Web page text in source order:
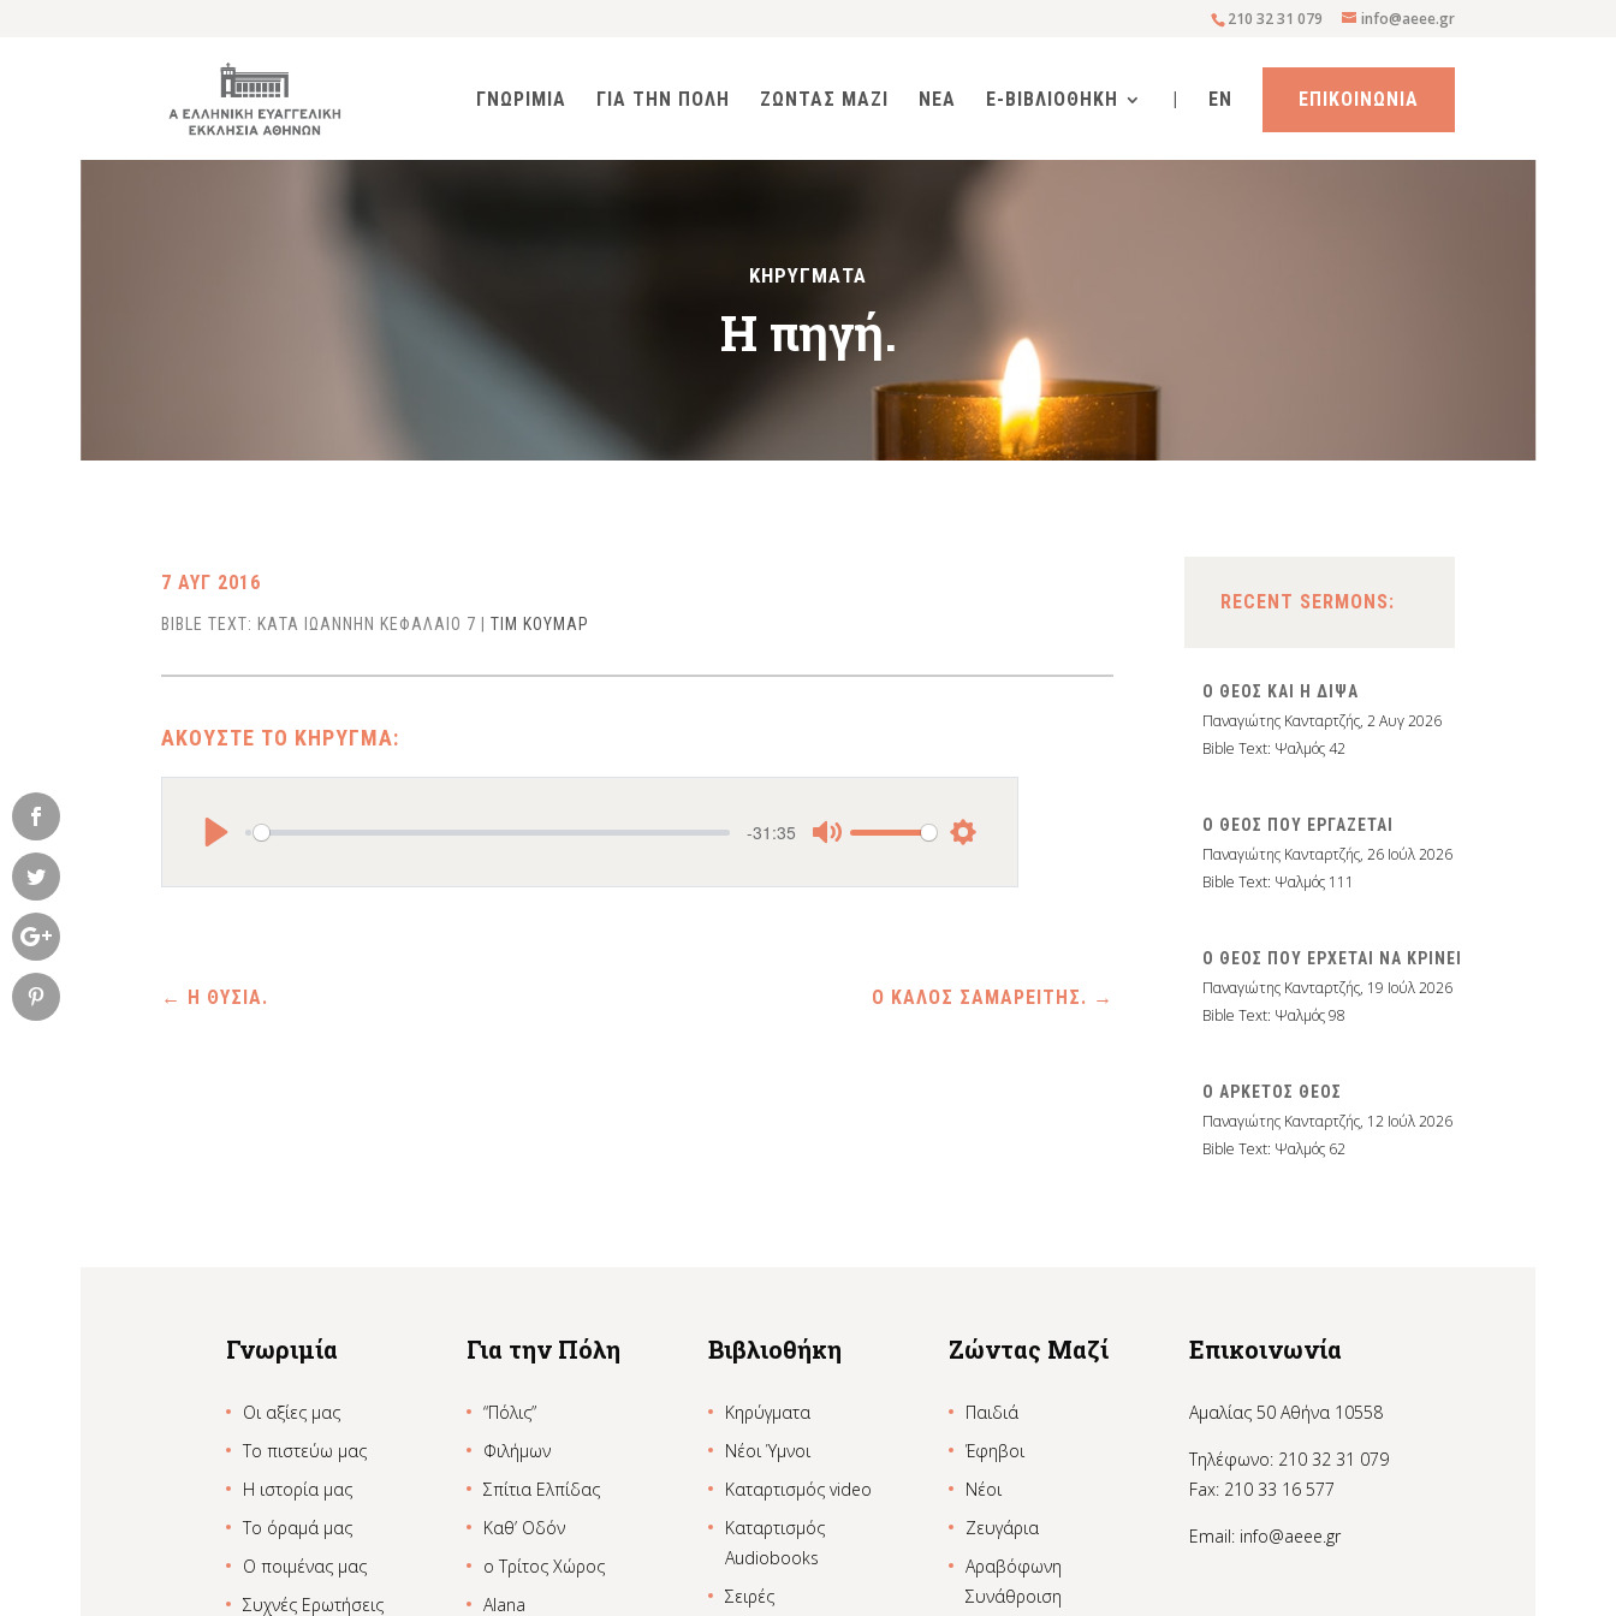
210 32 31 079 info@aeee.gr
ΓΝΩΡΙΜΙΑ ΓΙΑ ΤΗΝ ΠΟΛΗ ΖΩΝΤΑΣ ΜΑΖΙ ΝΕΑ E-ΒΙΒΛΙΟΘΗΚΗ | EN ΕΠΙΚΟΙΝΩΝΙΑ
ΚΗΡΥΓΜΑΤΑ
Η πηγή.
7 ΑΥΓ 2016
BIBLE TEXT: ΚΑΤΑ ΙΩΑΝΝΗΝ ΚΕΦΑΛΑΙΟ 7 |ΤΙΜ ΚΟΥΜΑΡ
-31:35
← Η ΘΥΣΙΑ. Ο ΚΑΛΟΣ ΣΑΜΑΡΕΙΤΗΣ. →
RECENT SERMONS:
Ο ΘΕΟΣ ΚΑΙ Η ΔΙΨΑ
Παναγιώτης Κανταρτζής,2 Αυγ 2026
Bible Text: Ψαλμός 42
Ο ΘΕΟΣ ΠΟΥ ΕΡΓΑΖΕΤΑΙ
Παναγιώτης Κανταρτζής,26 Ιούλ 2026
Bible Text: Ψαλμός 111
Ο ΘΕΟΣ ΠΟΥ ΕΡΧΕΤΑΙ ΝΑ ΚΡΙΝΕΙ
Παναγιώτης Κανταρτζής, 19 Ιούλ 2026
Bible Text: Ψαλμός 98
Ο ΑΡΚΕΤΟΣ ΘΕΟΣ
Παναγιώτης Κανταρτζής, 12 Ιούλ 2026
Bible Text: Ψαλμός 62
Γνωριμία
Οι αξίες μας
Το πιστεύω μας
Η ιστορία μας
Το όραμά μας
Ο ποιμένας μας
Συχνές Ερωτήσεις
Για την Πόλη
“Πόλις”
Φιλήμων
Σπίτια Ελπίδας
Καθ’ Οδόν
ο Τρίτος Χώρος
Alana
Βιβλιοθήκη
Κηρύγματα
Νέοι Ύμνοι
Καταρτισμός video
Καταρτισμός
Audiobooks
Σειρές
Ζώντας Μαζί
Παιδιά
Έφηβοι
Νέοι
Ζευγάρια
Αραβόφωνη
Συνάθροιση
Επικοινωνία
Αμαλίας 50 Αθήνα 10558
Τηλέφωνο: 210 32 31 079
Fax: 210 33 16 577
Email: info@aeee.gr